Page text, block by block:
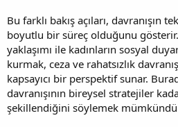
Bu farklı bakış açıları, davranışın
boyutlu bir süreç olduğunu
yaklaşımı ile kadınların sosyal
kurmak, ceza ve rahatsızlık
kapsayıcı bir perspektif sunar.
davranışının bireysel stratejiler
şekillendiğini söylemek